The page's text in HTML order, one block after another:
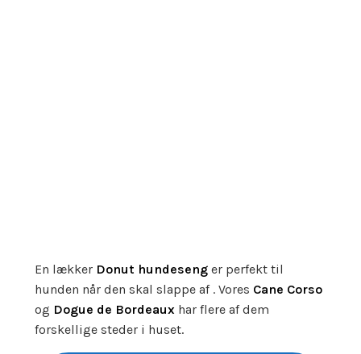
En lækker Donut hundesenger perfekt til
hunden når den skal slappe af . Vores Cane Corso
og Dogue de Bordeaux har flere af dem
forskellige steder i huset.